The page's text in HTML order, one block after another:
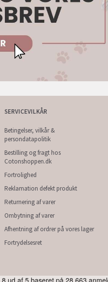
SERVICEVILKÅR
Betingelser, vilkår &
persondatapolitik
Bestilling og fragt hos
Cotonshoppen.dk
Fortrolighed
Reklamation defekt produkt
Returnering af varer
Ombytning af varer
Afhentning af ordrer på vores lager
Fortrydelsesret